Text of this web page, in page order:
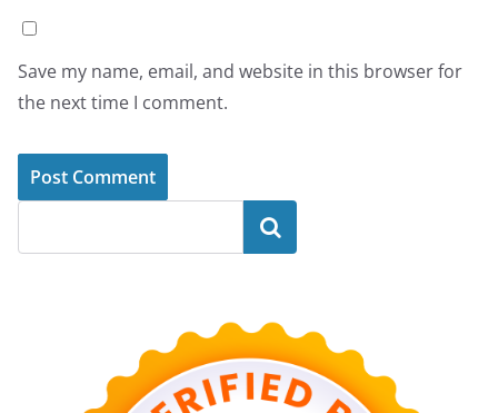
Save my name, email, and website in this browser for
the next time I comment.
Search